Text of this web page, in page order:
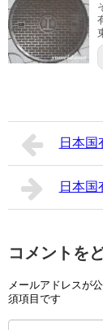
日本
日本
コメントを
メールアドレスが
須項目です